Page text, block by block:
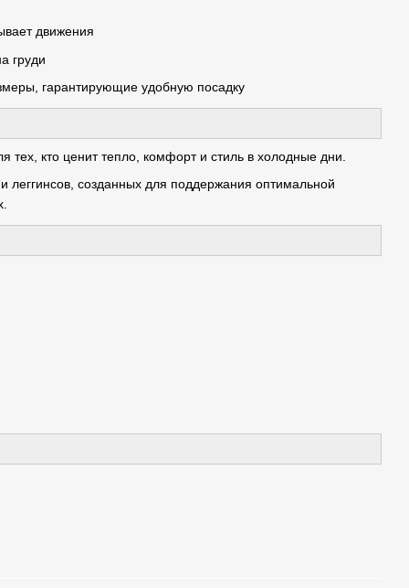
движения
груди
гарантирующие удобную посадку
кто ценит тепло, комфорт и стиль в холодные дни.
созданных для поддержания оптимальной